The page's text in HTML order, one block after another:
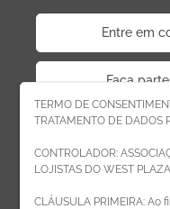
TERMO DE
TRATAMENTO DE DADOS
CONTROLADOR:
LOJISTAS DO WEST
CLÁUSULA PRIMEIRA: Ao
Entre em
Faça
Faça parte